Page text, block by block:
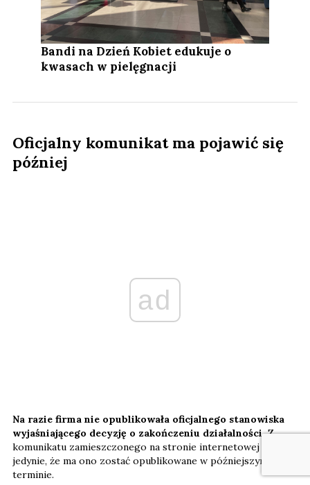
Bandi na Dzień Kobiet edukuje o
kwasach w pielęgnacji
Oficjalny komunikat ma pojawić się
później
ad
Na razie firma nie opublikowała oficjalnego stanowiska
wyjaśniającego decyzję o zakończeniu działalności.Z
komunikatu zamieszczonego na stronie internetowej wynika
jedynie, że ma ono zostać opublikowane w późniejszym
terminie.